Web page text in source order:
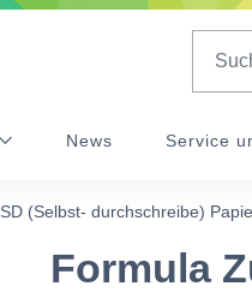
News Service
SD (Selbst- durchschreibe)
Formula